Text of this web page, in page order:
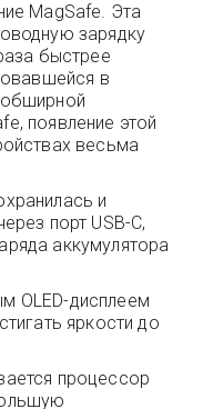
MagSafe. Эта
зарядку
быстрее
в
появление этой
весьма
и
порт USB-C,
аккумулятора
OLED-дисплеем
яркости до
процессор